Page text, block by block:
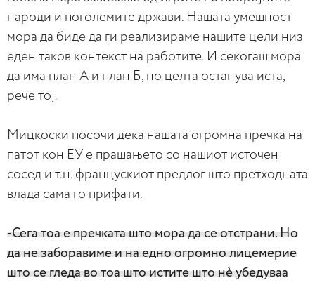
народи и поголемите држави. Нашата умешност
мора да биде да ги реализираме нашите цели низ
еден таков контекст на работите. И секогаш мора
да има план А и план Б, но целта останува иста,
рече тој.
Мицкоски посочи дека нашата огромна пречка на
патот кон ЕУ е прашањето со нашиот источен
сосед и т.н. францускиот предлог што претходната
влада сама го прифати.
-Сега тоа е пречката што мора да се отстрани. Но
да не заборавиме и на едно огромно лицемерие
што се гледа во тоа што истите што нè убедуваа